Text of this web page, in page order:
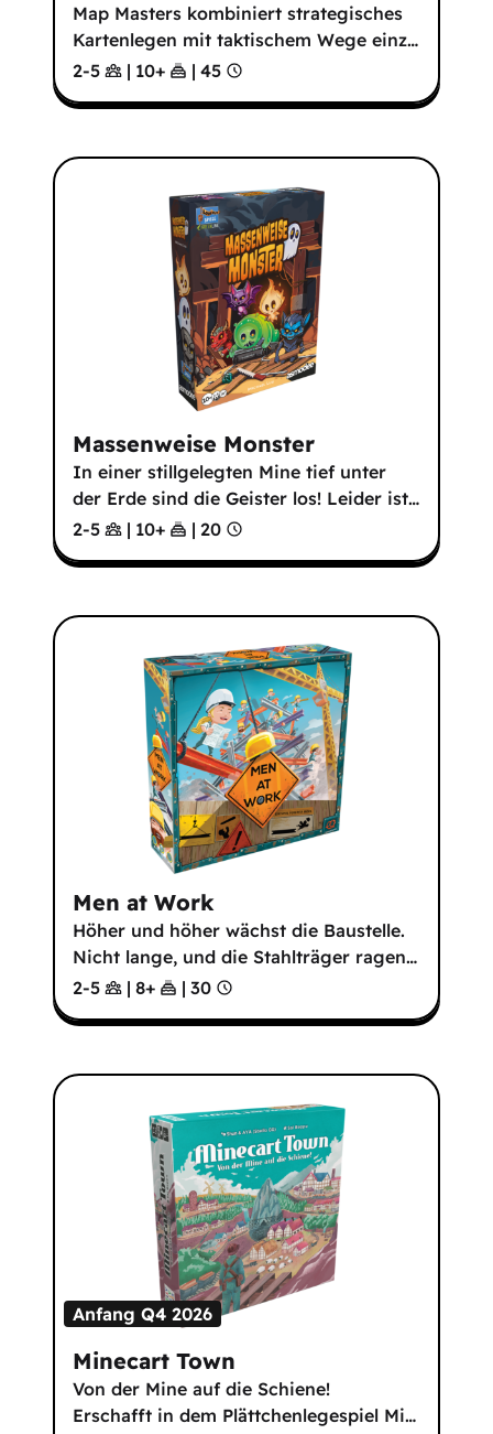
Map Masters kombiniert strategisches
Kartenlegen mit taktischem Wege einz…
2-5
| 10+ | 45
Massenweise Monster
In einer stillgelegten Mine tief unter
der Erde sind die Geister los! Leider ist…
2-5
| 10+ | 20
Men at Work
Höher und höher wächst die Baustelle.
Nicht lange, und die Stahlträger ragen…
2-5
| 8+ | 30
Anfang Q4 2026
Minecart Town
Von der Mine auf die Schiene!
Erschafft in dem Plättchenlegespiel Mi…